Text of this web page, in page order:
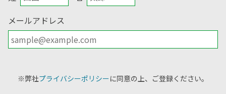
メールアドレス
※弊社プライバシーポリシーに同意の上、ご登録ください。